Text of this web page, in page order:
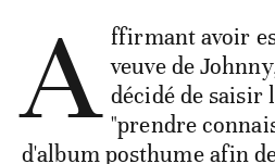
A ffirmant avoir
veuve de
décidé de saisir
"prendre
d'album posthume afin